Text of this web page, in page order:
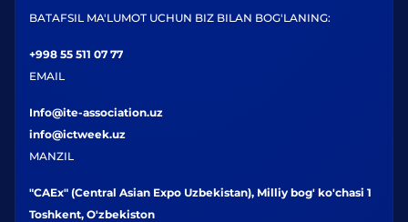
BATAFSIL MA'LUMOT UCHUN BIZ BILAN BOG'LANING:
+998 55 511 07 77
EMAIL
Info@ite-association.uz
info@ictweek.uz
MANZIL
"CAEx" (Central Asian Expo Uzbekistan), Milliy bog' ko'chasi 1
Toshkent, O'zbekiston